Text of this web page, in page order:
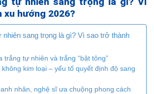
hướng 2026?
nhiên sang trọng là gì? Vì sao trở thành
trắng tự nhiên và trắng “bật tông”
không kim loại – yếu tố quyết định độ sang
nhân, nghệ sĩ ưa chuộng phong cách